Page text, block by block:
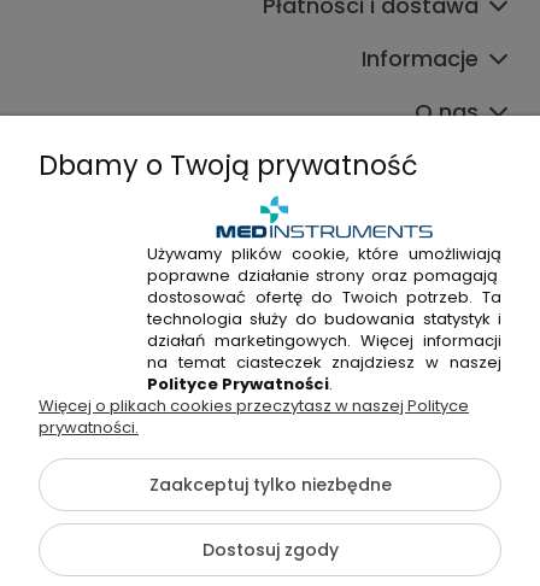
Informacje
O nas
+48 720 915 338
+48 22 298 53 38
Napisz do nas!
Hossa Medical Sp. z o. o. | ul. Kryształowa 33A, 01-356
Warszawa, woj. mazowieckie | NIP: 7010404814, REGON:
146982576, KRS: 0000491265
©2026 Wszelkie Prawa Zastrzeżone | medinstruments.pl
Dbamy o Twoją prywatność
Używamy plików cookie, które umożliwiają
poprawne działanie strony oraz pomagają
dostosować ofertę do Twoich potrzeb. Ta
technologia służy do budowania statystyk i
działań marketingowych. Więcej informacji
na temat ciasteczek znajdziesz w naszej
Polityce Prywatności.
Więcej o plikach cookies przeczytasz w naszej Polityce
prywatności.
Zaakceptuj tylko niezbędne
Dostosuj zgody